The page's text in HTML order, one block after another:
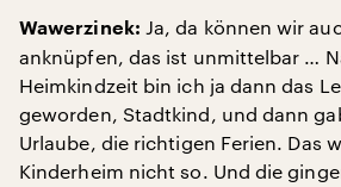
Wawerzinek: Ja, da können wir
anknüpfen, das ist unmittelbar …
Heimkindzeit bin ich ja dann das
geworden, Stadtkind, und dann
Urlaube, die richtigen Ferien. Das
Kinderheim nicht so. Und die